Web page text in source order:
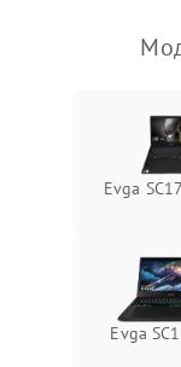
пропадание диска
оперативной
вылеты
синие экраны
Evga
Evga